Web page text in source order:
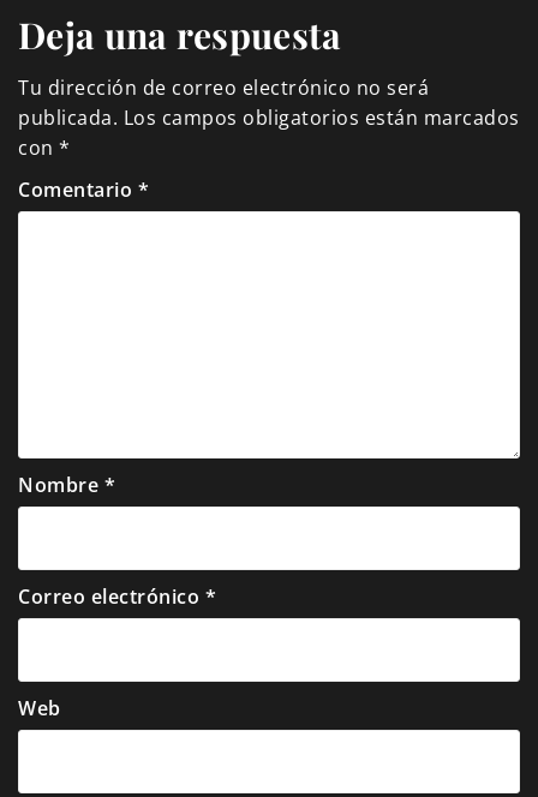
Deja una respuesta
Tu dirección de correo electrónico no será
publicada. Los campos obligatorios están marcados
con *
Comentario *
Nombre *
Correo electrónico *
Web